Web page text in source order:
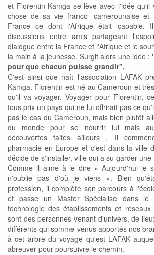
et Florentin Kamga se lève avec l'idée qu'il
chose de sa vie franco -camerounaise
France ce dont l'Afrique était capable.
discussions entre amis partageant
dialogue entre la France et l'Afrique et le
la main à la jeunesse. Surgit alors une idée :
pour que chacun puisse grandir".
C'est ainsi que naît l'association LAFAK
Kamga. Florentin est né au Cameroun et
qu'il va voyager. Voyager pour Florentin,
tous prix un pays qui ne lui offrirait pas ce
pas le cas du Cameroun, mais bien plutôt
du monde pour se nourrir lui mais
découvertes faites ailleurs . Il
pharmacie en Europe et c'est dans la ville
décide de s'installer, ville qui a su garder
Comme il aime à le dire « Aujourd'hui je
n'oublie pas d'où je viens ». Bien
profession, il complète son parcours à
et passe un Master Spécialisé dans le
technologie des établissements et
sont des personnes venant d'univers, de
différents qui somme venus apportés nos
à cet arbre du voyage qu'est LAFAK
abreuver pour poursuivre le chemin.